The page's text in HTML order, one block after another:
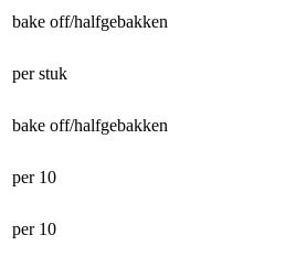
bake off/halfgebakken
per stuk
bake off/halfgebakken
per 10
per 10